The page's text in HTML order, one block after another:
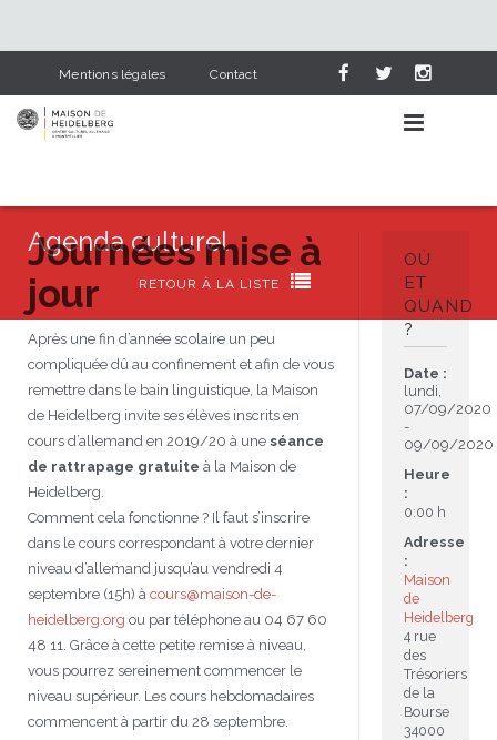
Mentions légales Contact
AGENDA CULTUREL
Événements
Lieux
Catégories
APPRENDRE L’ALLEMAND
Pourquoi apprendre l’allemand
Cours d’allemand
Cours pour adultes
Niveaux de base
Perfectionnement
Cours thématiques
Atelier de chant
Cours enfants / ados
Cours particuliers
Stages intensifs
Centre d’examens
L’allemand dans le scolaire
Infos profs d’allemand
Matériel pédagogique
Formation des enseignants
Infos pour les parents
Section Internationale Allemand
AbiBac
NOS SERVICES
Bibliothèque
Dernières acquisitions
Cercle de lecture
Onleihe – Prêt en ligne
Deutsch-französische Corona-Chroniken
écolotude
Conseil de mobilité
Coaching individuel
Point info
Petites annonces
Parcourir les annonces
Brieffreunde@correspondants
HEIDELBERG & NOUS
Visite en photos
Notre équipe
Equipe de Montpellier
Equipe de Heidelberg
Jumelage Heidelberg / Montpellier
50 ans en 2016
Maison de Montpellier
Plan d’accès
PARTENAIRES
Partenaires institutionnels
Coopérations culturelles et pédagogiques
Réseaux franco-allemands en LR
Réseau d’affaires
JEU
Les Mystères de Heidelberg
99Ballons
Agenda culturel
RETOUR À LA LISTE 
Journées mise à
jour
Après une fin d’année scolaire un peu
compliquée dû au confinement et afin de vous
remettre dans le bain linguistique, la Maison
de Heidelberg invite ses élèves inscrits en
cours d’allemand en 2019/20 à une séance
de rattrapage gratuite à la Maison de
Heidelberg.
Comment cela fonctionne ? Il faut s’inscrire
dans le cours correspondant à votre dernier
niveau d’allemand jusqu’au vendredi 4
septembre (15h) à cours@maison-de-
heidelberg.org ou par téléphone au 04 67 60
48 11. Grâce à cette petite remise à niveau,
vous pourrez sereinement commencer le
niveau supérieur. Les cours hebdomadaires
commencent à partir du 28 septembre.
OÙ
ET
QUAND
?
Date :
lundi,
07/09/2020
-
09/09/2020
Heure
:
0:00 h
Adresse
:
Maison
de
Heidelberg
4 rue
des
Trésoriers
de la
Bourse
34000